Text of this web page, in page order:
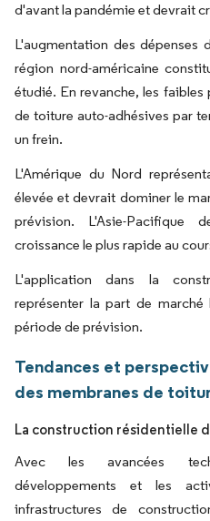
d'avant la pandémie et devrait
L'augmentation des dépenses
région nord-américaine
étudié. En revanche, les
de toiture auto-adhésives par
un frein.
L'Amérique du Nord
élevée et devrait dominer le
prévision. L'Asie-
croissance le plus rapide au
L'application dans la
représenter la part de
période de prévision.
Tendances et
des membranes de
La construction résidentielle
Avec les avancées
développements et les
infrastructures de